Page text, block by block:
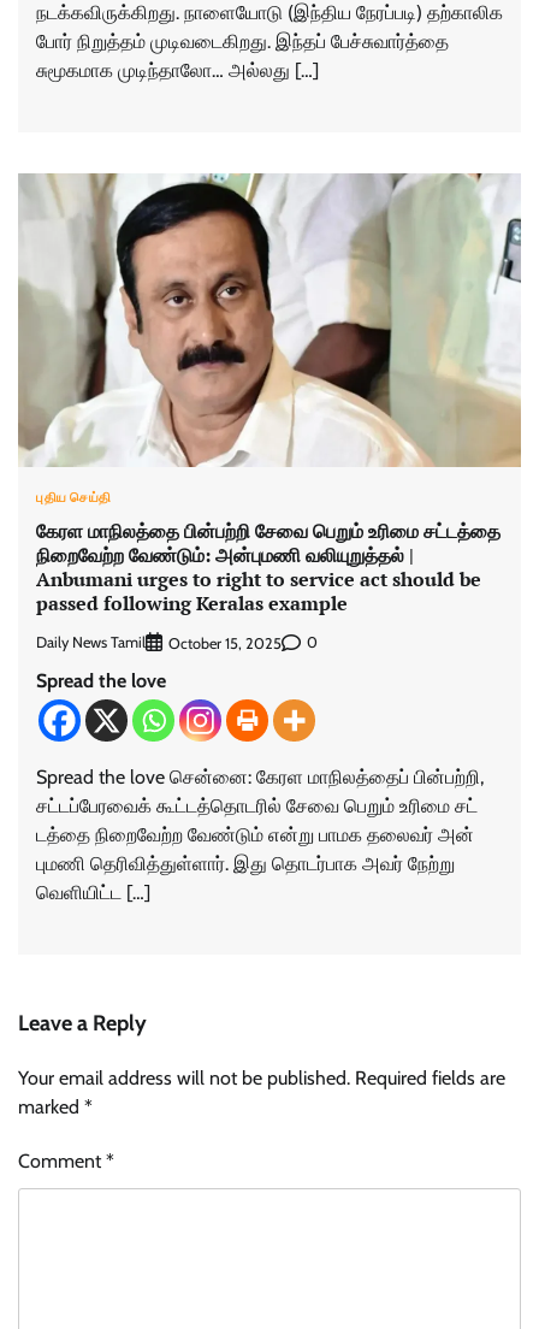
நடக்கவிருக்கிறது. நாளையோடு (இந்திய நேரப்படி) தற்காலிக
போர் நிறுத்தம் முடிவடைகிறது. இந்தப் பேச்சுவார்த்தை
சுமூகமாக முடிந்தாலோ… அல்லது […]
புதிய செய்தி
கேரள மாநிலத்தை பின்பற்றி சேவை பெறும் உரிமை சட்டத்தை
நிறைவேற்ற வேண்டும்: அன்புமணி வலியுறுத்தல் |
Anbumani urges to right to service act should be
passed following Keralas example
Daily News Tamil October 15, 2025 0
Spread the love
Spread the love சென்னை: கேரள மாநிலத்​தைப் பின்​பற்​றி,
சட்​டப்​பேர​வைக் கூட்​டத்​தொடரில் சேவை பெறும் உரிமை சட்​
டத்தை நிறைவேற்ற வேண்​டும் என்று பாமக தலை​வர் அன்​
புமணி தெரி​வித்​துள்​ளார். இது தொடர்​பாக அவர் நேற்று
வெளி​யிட்ட […]
Leave a Reply
Your email address will not be published. Required fields are
marked *
Comment*